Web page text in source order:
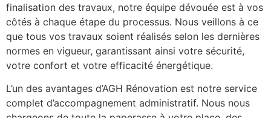
finalisation des travaux, notre équipe dévouée est à vos
côtés à chaque étape du processus. Nous veillons à ce
que tous vos travaux soient réalisés selon les dernières
normes en vigueur, garantissant ainsi votre sécurité,
votre confort et votre efficacité énergétique.
L’un des avantages d’AGH Rénovation est notre service
complet d’accompagnement administratif. Nous nous